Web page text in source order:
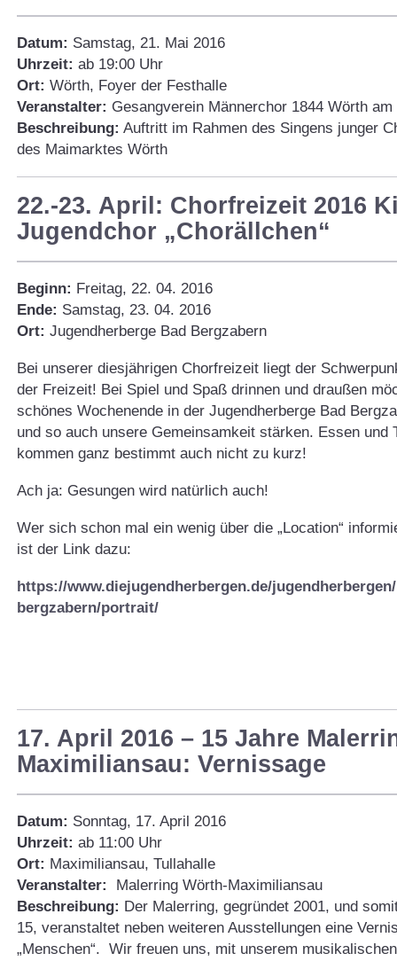
Datum: Samstag, 21. Mai 2016
Uhrzeit: ab 19:00 Uhr
Ort: Wörth, Foyer der Festhalle
Veranstalter: Gesangverein Männerchor 1844 Wörth am
Beschreibung: Auftritt im Rahmen des Singens junger
des Maimarktes Wörth
22.-23. April: Chorfreizeit 2016
Jugendchor „Chorällchen“
Beginn: Freitag, 22. 04. 2016
Ende: Samstag, 23. 04. 2016
Ort: Jugendherberge Bad Bergzabern
Bei unserer diesjährigen Chorfreizeit liegt der
der Freizeit! Bei Spiel und Spaß drinnen und draußen
schönes Wochenende in der Jugendherberge Bad
und so auch unsere Gemeinsamkeit stärken. Essen und
kommen ganz bestimmt auch nicht zu kurz!
Ach ja: Gesungen wird natürlich auch!
Wer sich schon mal ein wenig über die „Location“
ist der Link dazu:
https://www.diejugendherbergen.de/
bergzabern/portrait/
17. April 2016 – 15 Jahre
Maximiliansau: Vernissage
Datum: Sonntag, 17. April 2016
Uhrzeit: ab 11:00 Uhr
Ort: Maximiliansau, Tullahalle
Veranstalter:
Malerring Wörth-Maximiliansau
Beschreibung: Der Malerring, gegründet 2001, und
15, veranstaltet neben weiteren Ausstellungen eine
„Menschen“. Wir freuen uns, mit unserem